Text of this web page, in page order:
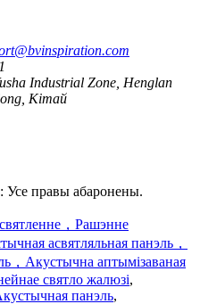
Industrial Zone, Henglan
Кітай
Усе правы абаронены.
，Рашэнне
асвятляльная панэль，
，Акустычна аптымізаваная
святло жалюзі,
панэль,